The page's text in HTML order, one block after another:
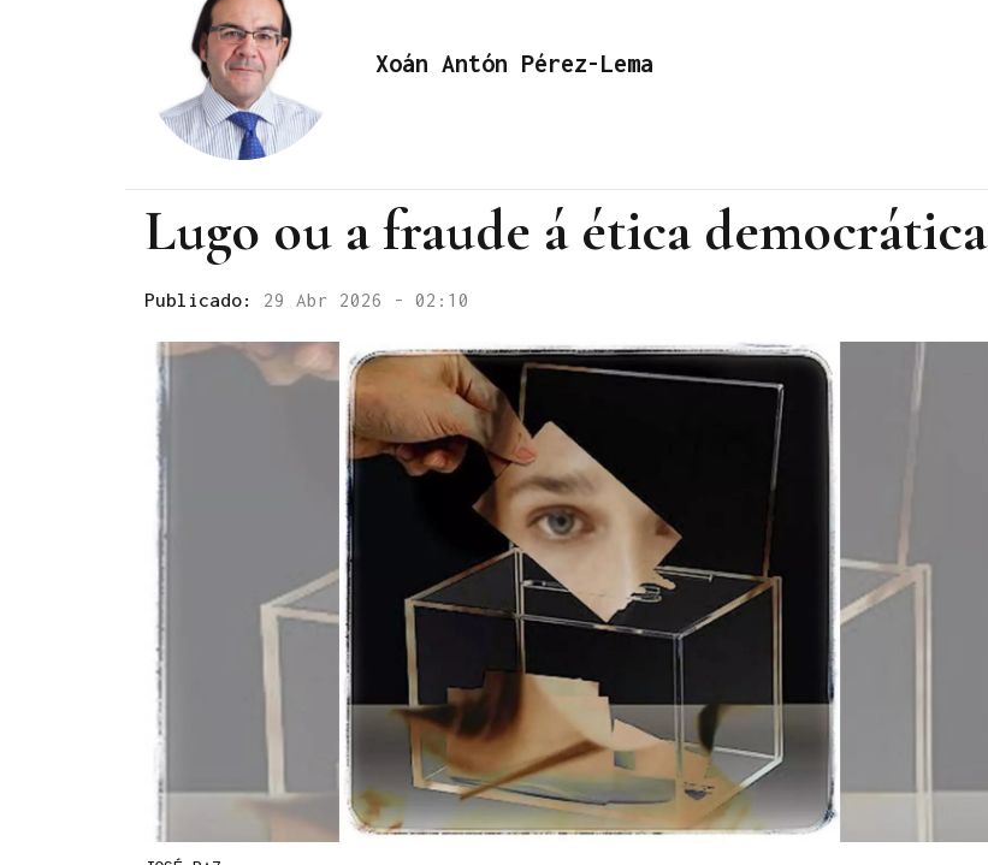
Xoán Antón Pérez-Lema
Lugo ou a fraude á ética democrática
Publicado: 29 Abr 2026 - 02:10